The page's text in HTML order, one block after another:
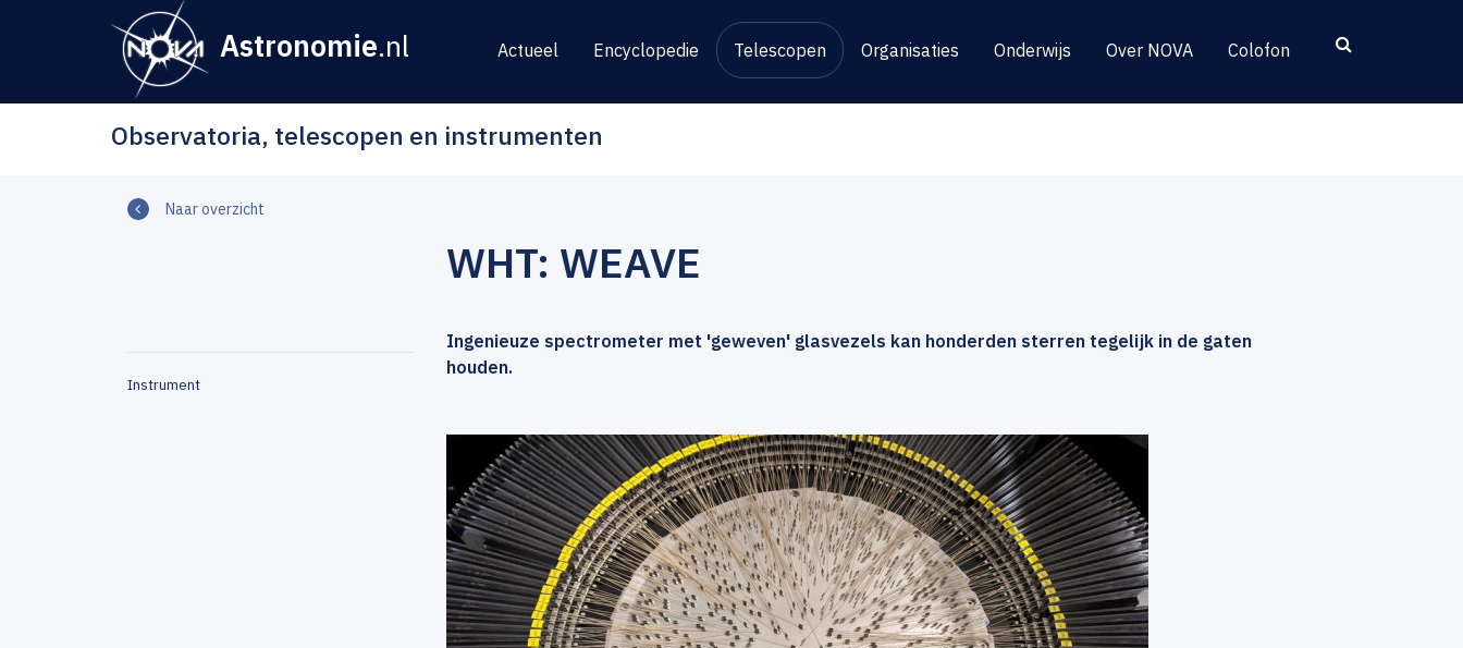
Astronomie.nl Actueel Encyclopedie Telescopen Organisaties Onderwijs Over NOVA Colofon
Observatoria, telescopen en instrumenten
Naar overzicht
Instrument
WHT: WEAVE
Ingenieuze spectrometer met 'geweven' glasvezels kan honderden sterren tegelijk in de gaten
houden.